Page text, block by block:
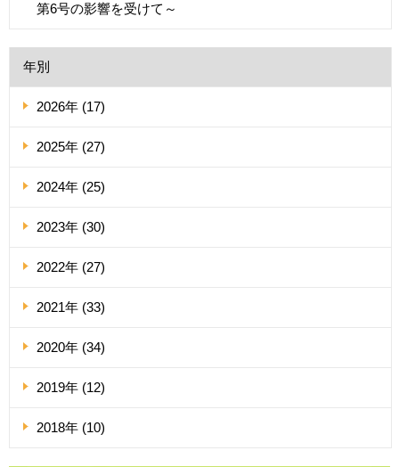
第6号の影響を受けて～
年別
2026年 (17)
2025年 (27)
2024年 (25)
2023年 (30)
2022年 (27)
2021年 (33)
2020年 (34)
2019年 (12)
2018年 (10)